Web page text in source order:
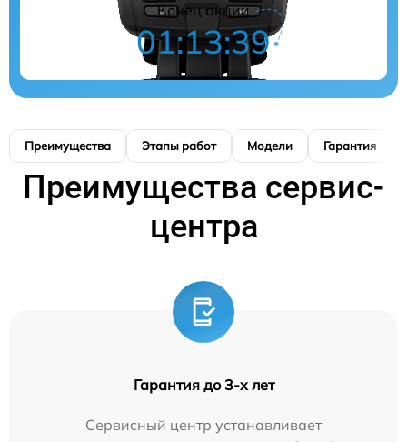
Конец акции
01:13:39
Преимущества Этапы работ Модели Гарантия
Преимущества сервис-
центра
Гарантия до 3-х лет
Сервисный центр устанавливает